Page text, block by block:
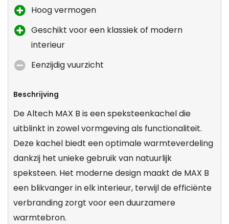
Hoog vermogen
Geschikt voor een klassiek of modern
interieur
Eenzijdig vuurzicht
Beschrijving
De Altech MAX B is een speksteenkachel die
uitblinkt in zowel vormgeving als functionaliteit.
Deze kachel biedt een optimale warmteverdeling
dankzij het unieke gebruik van natuurlijk
speksteen. Het moderne design maakt de MAX B
een blikvanger in elk interieur, terwijl de efficiënte
verbranding zorgt voor een duurzamere
warmtebron.